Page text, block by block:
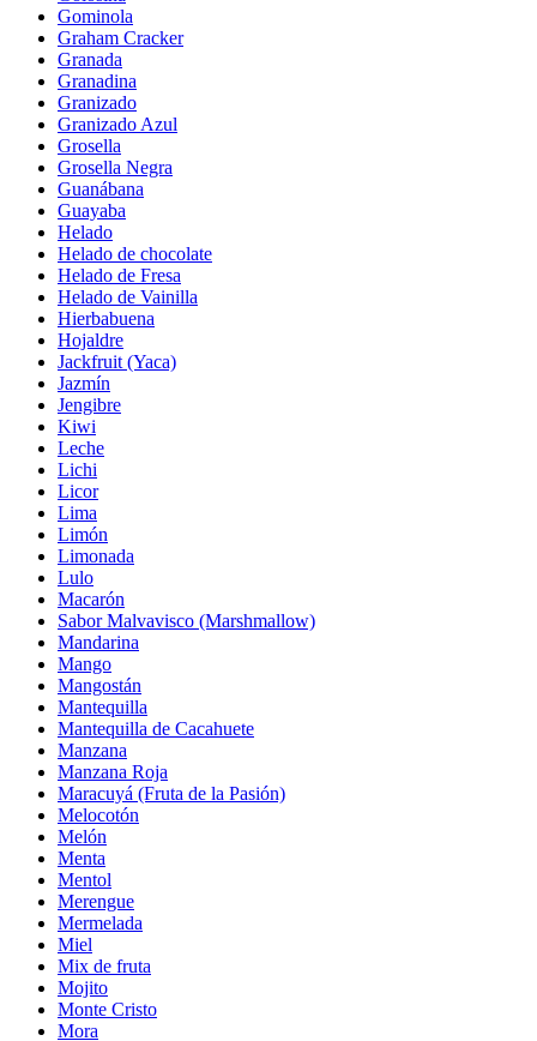
Gominola
Graham Cracker
Granada
Granadina
Granizado
Granizado Azul
Grosella
Grosella Negra
Guanábana
Guayaba
Helado
Helado de chocolate
Helado de Fresa
Helado de Vainilla
Hierbabuena
Hojaldre
Jackfruit (Yaca)
Jazmín
Jengibre
Kiwi
Leche
Lichi
Licor
Lima
Limón
Limonada
Lulo
Macarón
Sabor Malvavisco (Marshmallow)
Mandarina
Mango
Mangostán
Mantequilla
Mantequilla de Cacahuete
Manzana
Manzana Roja
Maracuyá (Fruta de la Pasión)
Melocotón
Melón
Menta
Mentol
Merengue
Mermelada
Miel
Mix de fruta
Mojito
Monte Cristo
Mora